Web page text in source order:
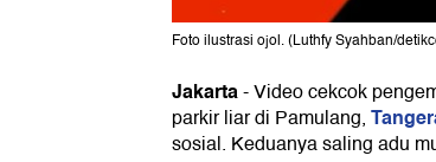
Foto ilustrasi ojol. (Luthfy Syahban/
Jakarta-Video cekcok
parkir liar di Pamulang,
sosial. Keduanya saling adu